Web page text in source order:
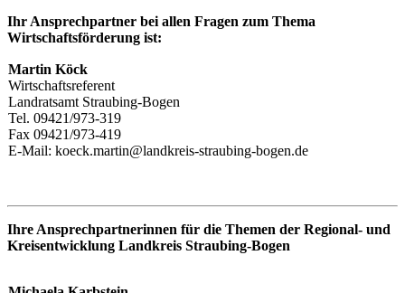
Ihr Ansprechpartner bei allen Fragen zum Thema
Wirtschaftsförderung ist:
Martin Köck
Wirtschaftsreferent
Landratsamt Straubing-Bogen
Tel. 09421/973-319
Fax 09421/973-419
E-Mail: koeck.martin@landkreis-straubing-bogen.de
Ihre Ansprechpartnerinnen für die Themen der Regional- und
Kreisentwicklung Landkreis Straubing-Bogen